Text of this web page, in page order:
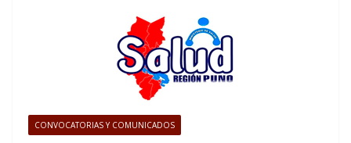
CONVOCATORIAS Y COMUNICADOS